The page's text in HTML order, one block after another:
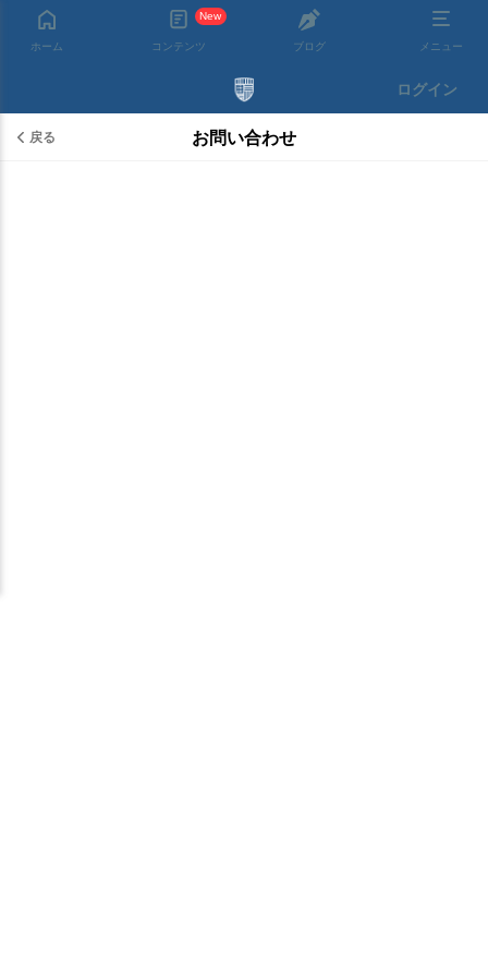
ホーム
New
コンテンツ ブログ メニュー
ログイン
戻る お問い合わせ